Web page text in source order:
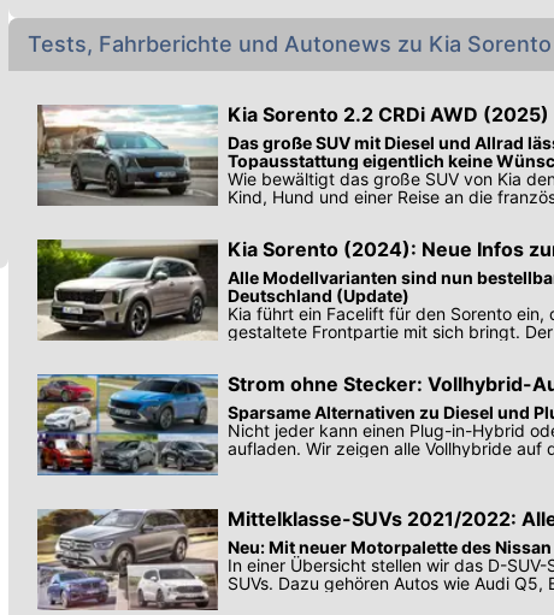
Tests, Fahrberichte und Autonews zu Kia Sorento
Kia Sorento 2.2 CRDi AWD
Emotion?
Das große SUV mit Diesel und Allrad
Topausstattung eigentlich keine
Wie bewältigt das große SUV von Kia
Kind, Hund und einer Reise an die
Kia Sorento (2024): Neue Infos
Alle Modellvarianten sind nun
Deutschland (Update)
Kia führt ein Facelift für den Sorento
gestaltete Frontpartie mit sich bringt.
Strom ohne Stecker: Vollhybrid-
Sparsame Alternativen zu Diesel und
Nicht jeder kann einen Plug-in-Hybrid
aufladen. Wir zeigen alle Vollhybride auf
Mittelklasse-SUVs 2021/2022:
Neu: Mit neuer Motorpalette des
In einer Übersicht stellen wir das D-
SUVs. Dazu gehören Autos wie Audi Q5,